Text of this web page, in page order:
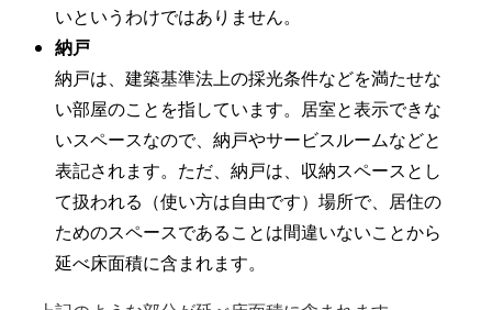
いというわけではありません。
納戸
納戸は、建築基準法上の採光条件などを満たせな
い部屋のことを指しています。居室と表示できな
いスペースなので、納戸やサービスルームなどと
表記されます。ただ、納戸は、収納スペースとし
て扱われる（使い方は自由です）場所で、居住の
ためのスペースであることは間違いないことから
延べ床面積に含まれます。